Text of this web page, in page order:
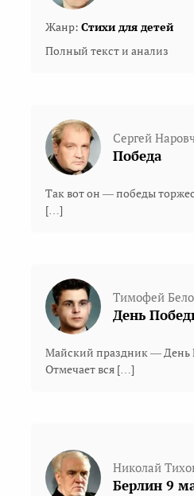
Жанр: Стихи для детей
Полный текст и анализ
Сергей
Победа
Так вот он — победы
[…]
Тимофей
День
Майский праздник — День
Отмечает вся […]
Николай
Берлин 9